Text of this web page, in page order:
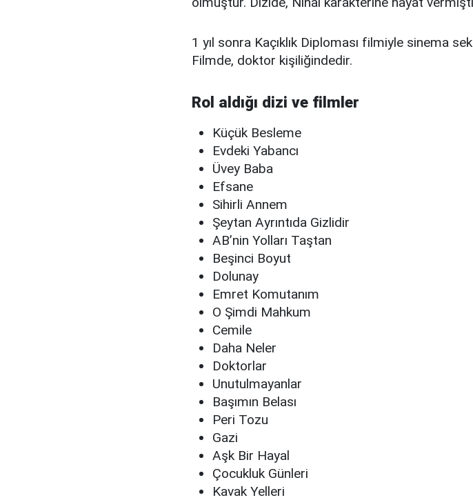
1 yıl sonra Kaçıklık Diploması filmiyle sinema
Filmde, doktor kişiliğindedir.
Rol aldığı dizi ve filmler
Küçük Besleme
Evdeki Yabancı
Üvey Baba
Efsane
Sihirli Annem
Şeytan Ayrıntıda Gizlidir
AB’nin Yolları Taştan
Beşinci Boyut
Dolunay
Emret Komutanım
O Şimdi Mahkum
Cemile
Daha Neler
Doktorlar
Unutulmayanlar
Başımın Belası
Peri Tozu
Gazi
Aşk Bir Hayal
Çocukluk Günleri
Kavak Yelleri